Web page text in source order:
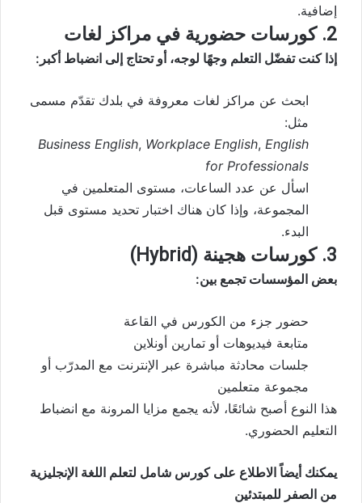
إضافية.
2. كورسات حضورية في مراكز لغات
إذا كنت تفضّل التعلم وجهًا لوجه، أو تحتاج إلى انضباط أكبر:
ابحث عن مراكز لغات معروفة في بلدك تقدّم مسمى
مثل:
Business English, Workplace English, English
for Professionals
اسأل عن عدد الساعات، مستوى المتعلمين في
المجموعة، وإذا كان هناك اختبار تحديد مستوى قبل
البدء.
3. كورسات هجينة (Hybrid)
بعض المؤسسات تجمع بين:
حضور جزء من الكورس في القاعة
متابعة فيديوهات أو تمارين أونلاين
جلسات محادثة مباشرة عبر الإنترنت مع المدرّب أو
مجموعة متعلمين
هذا النوع أصبح شائعًا، لأنه يجمع مزايا المرونة مع انضباط
التعليم الحضوري.
يمكنك أيضاً الاطلاع علىكورس شامل لتعلم اللغة الإنجليزية
من الصفر للمبتدئين